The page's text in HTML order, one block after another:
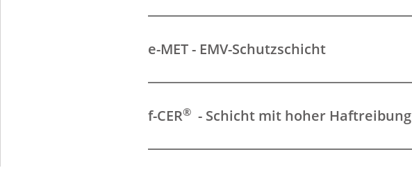
e-MET - EMV-Schutzschicht
f-CER® - Schicht mit hoher Haftreibung